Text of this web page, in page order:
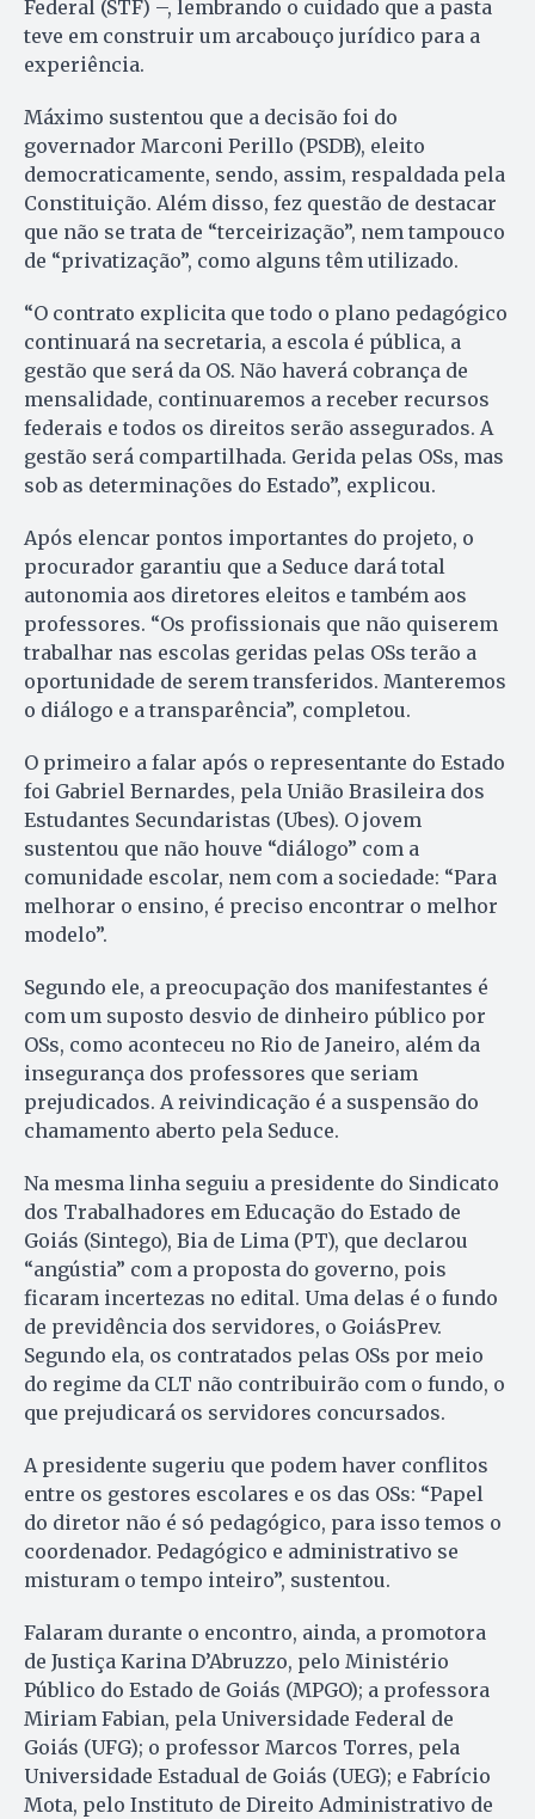
Federal (STF) –, lembrando o cuidado que a pasta
teve em construir um arcabouço jurídico para a
experiência.
Máximo sustentou que a decisão foi do
governador Marconi Perillo (PSDB), eleito
democraticamente, sendo, assim, respaldada pela
Constituição. Além disso, fez questão de destacar
que não se trata de “terceirização”, nem tampouco
de “privatização”, como alguns têm utilizado.
“O contrato explicita que todo o plano pedagógico
continuará na secretaria, a escola é pública, a
gestão que será da OS. Não haverá cobrança de
mensalidade, continuaremos a receber recursos
federais e todos os direitos serão assegurados. A
gestão será compartilhada. Gerida pelas OSs, mas
sob as determinações do Estado”, explicou.
Após elencar pontos importantes do projeto, o
procurador garantiu que a Seduce dará total
autonomia aos diretores eleitos e também aos
professores. “Os profissionais que não quiserem
trabalhar nas escolas geridas pelas OSs terão a
oportunidade de serem transferidos. Manteremos
o diálogo e a transparência”, completou.
O primeiro a falar após o representante do Estado
foi Gabriel Bernardes, pela União Brasileira dos
Estudantes Secundaristas (Ubes). O jovem
sustentou que não houve “diálogo” com a
comunidade escolar, nem com a sociedade: “Para
melhorar o ensino, é preciso encontrar o melhor
modelo”.
Segundo ele, a preocupação dos manifestantes é
com um suposto desvio de dinheiro público por
OSs, como aconteceu no Rio de Janeiro, além da
insegurança dos professores que seriam
prejudicados. A reivindicação é a suspensão do
chamamento aberto pela Seduce.
Na mesma linha seguiu a presidente do Sindicato
dos Trabalhadores em Educação do Estado de
Goiás (Sintego), Bia de Lima (PT), que declarou
“angústia” com a proposta do governo, pois
ficaram incertezas no edital. Uma delas é o fundo
de previdência dos servidores, o GoiásPrev.
Segundo ela, os contratados pelas OSs por meio
do regime da CLT não contribuirão com o fundo, o
que prejudicará os servidores concursados.
A presidente sugeriu que podem haver conflitos
entre os gestores escolares e os das OSs: “Papel
do diretor não é só pedagógico, para isso temos o
coordenador. Pedagógico e administrativo se
misturam o tempo inteiro”, sustentou.
Falaram durante o encontro, ainda, a promotora
de Justiça Karina D’Abruzzo, pelo Ministério
Público do Estado de Goiás (MPGO); a professora
Miriam Fabian, pela Universidade Federal de
Goiás (UFG); o professor Marcos Torres, pela
Universidade Estadual de Goiás (UEG); e Fabrício
Mota, pelo Instituto de Direito Administrativo de